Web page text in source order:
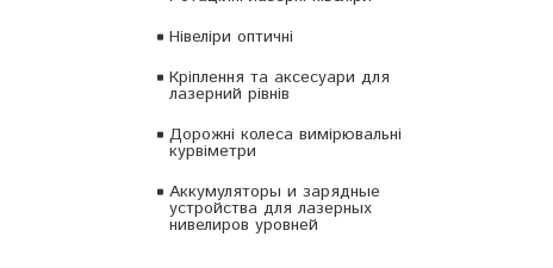
Нівеліри оптичні
Кріплення та аксесуари для
лазерний рівнів
Дорожні колеса вимірювальні
курвіметри
Аккумуляторы и зарядные
устройства для лазерных
нивелиров уровней